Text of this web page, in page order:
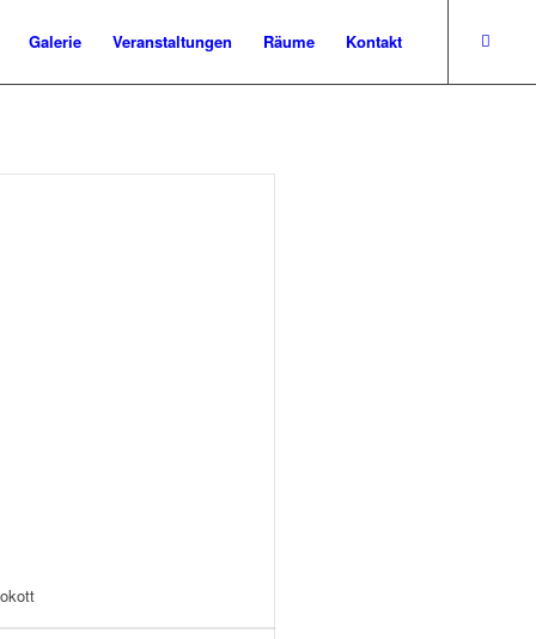
Galerie Veranstaltungen Räume Kontakt